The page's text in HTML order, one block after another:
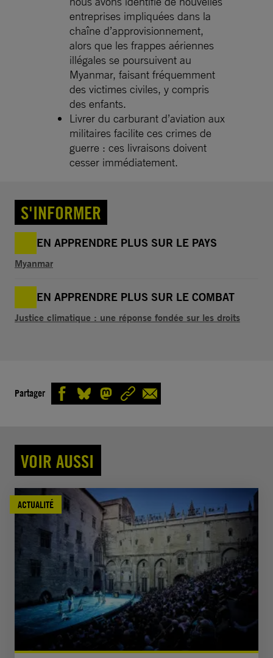
entreprises impliquées dans la
chaîne d’approvisionnement,
alors que les frappes aériennes
illégales se poursuivent au
Myanmar, faisant fréquemment
des victimes civiles, y compris
des enfants.
Livrer du carburant d’aviation aux
militaires facilite ces crimes de
guerre : ces livraisons doivent
cesser immédiatement.
S'INFORMER
EN APPRENDRE PLUS SUR LE PAYS
Myanmar
EN APPRENDRE PLUS SUR LE COMBAT
Justice climatique : une réponse fondée sur les droits
Partager
VOIR AUSSI
ACTUALITÉ